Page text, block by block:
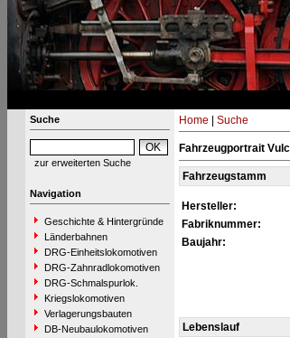
Suche
zur erweiterten Suche
Navigation
Geschichte & Hintergründe
Länderbahnen
DRG-Einheitslokomotiven
DRG-Zahnradlokomotiven
DRG-Schmalspurlok.
Kriegslokomotiven
Verlagerungsbauten
DB-Neubaulokomotiven
Home Suche
Fahrzeugportrait
Fahrzeugstamm
Hersteller:
Fabriknummer:
Baujahr:
Lebenslauf